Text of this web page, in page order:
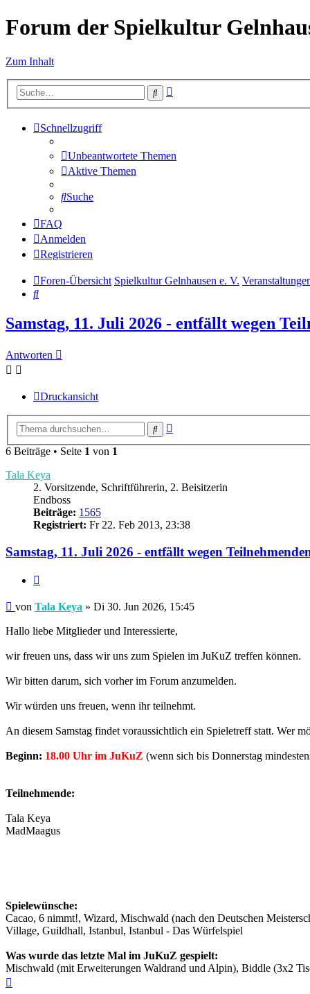
Forum der Spielkultur
Zum Inhalt
Suche
Schnellzugriff
Unbeantwortete Themen
Aktive Themen
Suche
FAQ
Anmelden
Registrieren
Foren-Übersicht Spielkultur Gelnhausen e. V.
Suche
Samstag, 11. Juli 2026 - entfällt wegen
Antworten
Druckansicht
Suche
6 Beiträge • Seite 1 von 1
Tala Keya
2. Vorsitzende, Schriftführerin, 2. Beisitzerin
Endboss
Beiträge: 1565
Registriert: Fr 22. Feb 2013, 23:38
Samstag, 11. Juli 2026 - entfällt wegen
Beitrag
von Tala Keya » Di 30. Jun 2026, 15:45
Hallo liebe Mitglieder und Interessierte,
wir freuen uns, dass wir uns zum Spielen im JuKuZ treffen können.
Wir bitten darum, sich vorher im Forum anzumelden.
Wir würden uns freuen, wenn ihr teilnehmt.
An diesem Samstag findet voraussichtlich ein Spieletreff statt. Wer
Beginn: 18.00 Uhr im JuKuZ (wenn sich bis Donnerstag
Teilnehmende:
Tala Keya
MadMaagus
Spielewünsche:
Cacao, 6 nimmt!, Wizard, Mischwald (nach den Deutschen
Village, Guildhall, Istanbul, Istanbul - Das Würfelspiel
Was wurde das letzte Mal im JuKuZ gespielt:
Mischwald (mit Erweiterungen Waldrand und Alpin), Biddle (3x2